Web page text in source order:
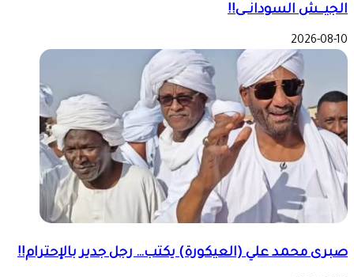
الجيــش السودانــى!!
2026-08-10
صبرى محمد علي (العيكورة) يكتب… رجل جدير بالإحترام!!